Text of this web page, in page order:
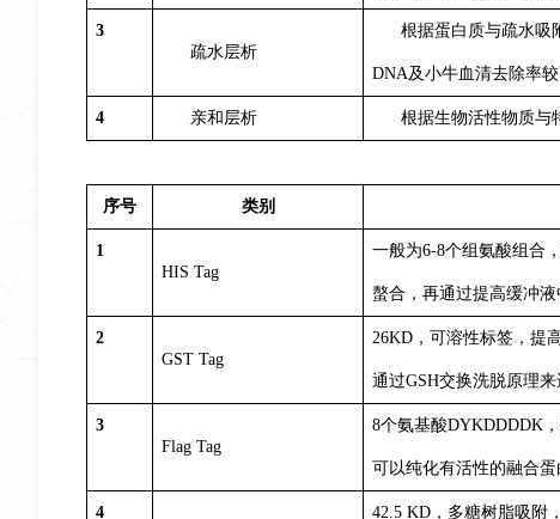
3
疏水层析
根据蛋白质与疏水吸
DNA及小牛血清去除率较
4 亲和层析 根据生物活性物质与
序号 类别
1
HIS Tag
一般为6-8个组氨酸组合
螯合，再通过提高缓冲
2
GST Tag
26KD，可溶性标签，提
通过GSH交换洗脱原理来
3
Flag Tag
8个氨基酸DYKDDDDK
可以纯化有活性的融合
4
42.5 KD，多糖树脂吸附